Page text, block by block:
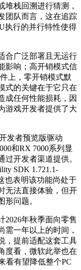
堆栈回溯进行猜测，
团队而言，这在追踪
执行的并行特性使得
合广泛部署且无运行
影响；高开销模式信
上，零开销模式默
式的关键在于它只在
成任何性能损耗，因
戏开发者提供了大
发者预览版驱动
和RX 7000系列显
开发者渠道提供。
SDK 1.721.1-
也表明该功能尚处于
无法直接体验，但开
形问题。
2026年秋季面向零售
需一年以上的时间，
，提前适配这套工具
度看，微软此举也在
看有望降低整个PC